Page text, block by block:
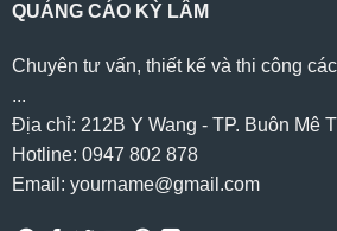
QUẢNG CÁO KỲ LÂM
Chuyên tư vấn, thiết kế và thi công
...
Địa chỉ: 212B Y Wang - TP. Buôn Mê
Hotline: 0947 802 878
Email: yourname@gmail.com